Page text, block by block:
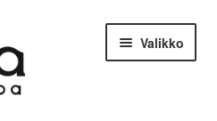
Valikko